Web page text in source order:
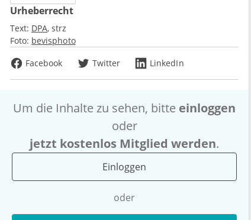
Urheberrecht
Text: DPA strz
Foto: bevisphoto
Facebook
Twitter LinkedIn
Um die Inhalte zu sehen, bitte einloggen
oder
jetzt kostenlos Mitglied werden.
Einloggen
oder